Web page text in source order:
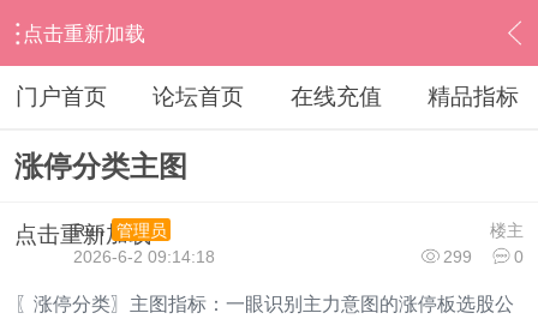
点击重新加载
› 通达信指标公式 › 主图公式 › 内容
门户首页 论坛首页 在线充值 精品指标
涨停分类主图
点击重新加载 楼主
Run
管理员
299
0
2026-6-2 09:14:18
〖涨停分类〗主图指标：一眼识别主力意图的涨停板选股公